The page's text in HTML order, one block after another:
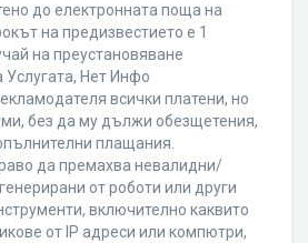
до електронната поща на
на предизвестието е 1
на преустановяване
Услугата, Нет Инфо
всички платени, но
без да му дължи обезщетения,
плащания.
да премахва невалидни/
от роботи или други
включително каквито
от IP адреси или компютри,